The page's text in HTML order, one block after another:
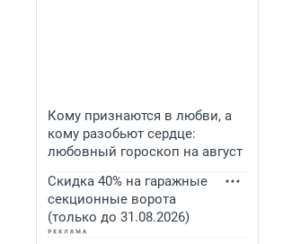
Кому признаются в любви, а
кому разобьют сердце:
любовный гороскоп на август
Скидка 40% на гаражные
секционные ворота
(только до 31.08.2026)